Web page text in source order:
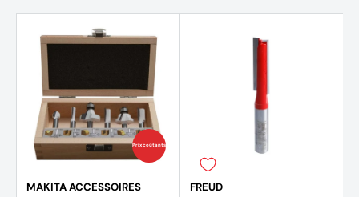
Prix coûtants
MAKITA ACCESSOIRES FREUD